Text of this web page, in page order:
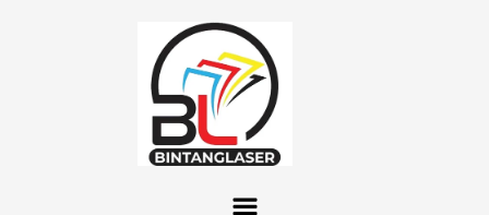
Menu